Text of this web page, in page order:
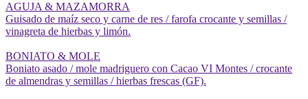
AGUJA & MAZAMORRA
Guisado de maíz seco y carne de res / farofa crocante y semillas /
vinagreta de hierbas y limón.
BONIATO & MOLE
Boniato asado / mole madriguero con Cacao VI Montes / crocante
de almendras y semillas / hierbas frescas (GF).